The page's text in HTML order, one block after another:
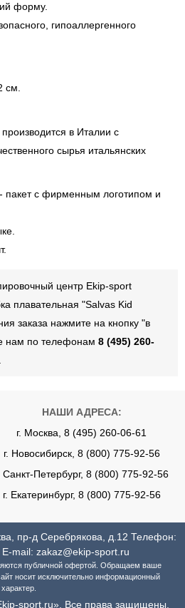
форму.
гипоаллергенного
см.
в Италии с
сырья итальянских
пакет с фирменным логотипом и
центр Ekip-sport
плавательная "Salvas Kid
заказа нажмите на кнопку "в
нам по телефонам 8 (495) 260-
.
НАШИ АДРЕСА:
г. Москва, 8 (495) 260-06-61
г. Новосибирск, 8 (800) 775-92-56
Санкт-Петербург, 8 (800) 775-92-56
г. Екатеринбург, 8 (800) 775-92-56
пр-д Серебрякова, д.12 Телефон:
E-mail: zakaz@ekip-sport.ru
публичной офертой. Обращаем ваше
носит исключительно информационный
характер.
sport.ru», Все права защищены.